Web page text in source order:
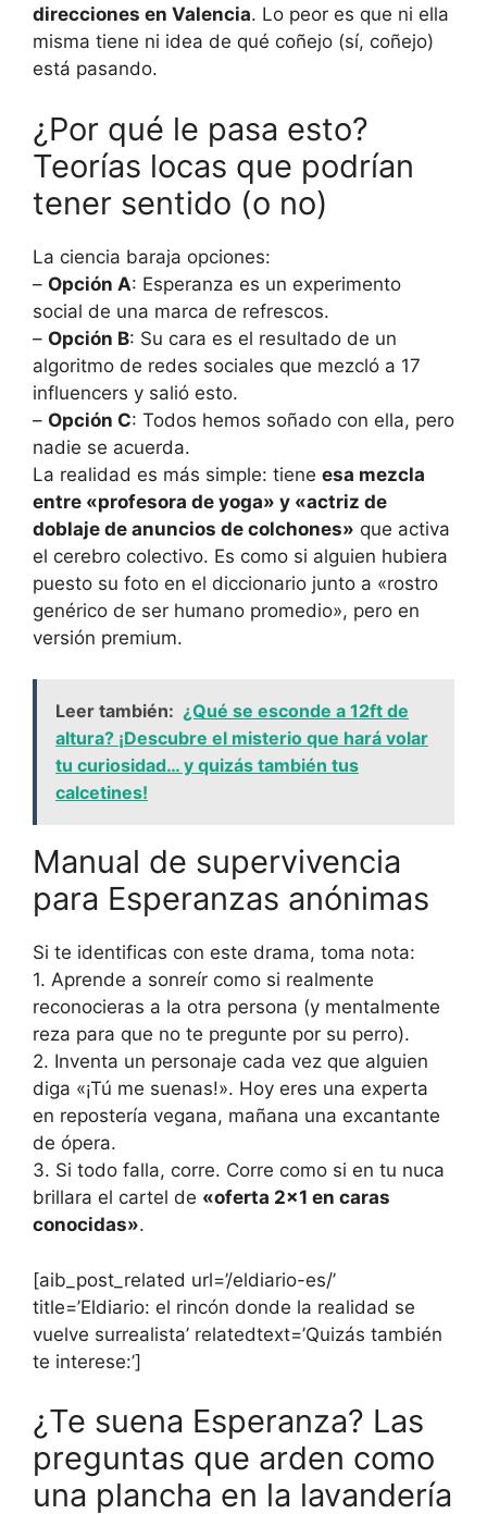
direcciones en Valencia. Lo peor es que ni ella
misma tiene ni idea de qué coñejo (sí, coñejo)
está pasando.
¿Por qué le pasa esto?
Teorías locas que podrían
tener sentido (o no)
La ciencia baraja opciones:
– Opción A: Esperanza es un experimento
social de una marca de refrescos.
– Opción B: Su cara es el resultado de un
algoritmo de redes sociales que mezcló a 17
influencers y salió esto.
– Opción C: Todos hemos soñado con ella, pero
nadie se acuerda.
La realidad es más simple: tiene esa mezcla
entre «profesora de yoga» y «actriz de
doblaje de anuncios de colchones» que activa
el cerebro colectivo. Es como si alguien hubiera
puesto su foto en el diccionario junto a «rostro
genérico de ser humano promedio», pero en
versión premium.
Leer también: ¿Qué se esconde a 12ft de
altura? ¡Descubre el misterio que hará volar
tu curiosidad… y quizás también tus
calcetines!
Manual de supervivencia
para Esperanzas anónimas
Si te identificas con este drama, toma nota:
1. Aprende a sonreír como si realmente
reconocieras a la otra persona (y mentalmente
reza para que no te pregunte por su perro).
2. Inventa un personaje cada vez que alguien
diga «¡Tú me suenas!». Hoy eres una experta
en repostería vegana, mañana una excantante
de ópera.
3. Si todo falla, corre. Corre como si en tu nuca
brillara el cartel de «oferta 2×1 en caras
conocidas».
[aib_post_related url=’/eldiario-es/’
title=’Eldiario: el rincón donde la realidad se
vuelve surrealista’ relatedtext=’Quizás también
te interese:’]
¿Te suena Esperanza? Las
preguntas que arden como
una plancha en la lavandería